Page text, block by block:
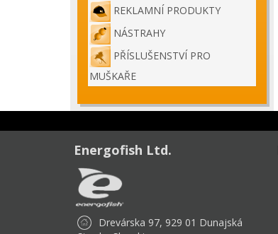
REKLAMNÍ PRODUKTY
NÁSTRAHY
PŘÍSLUŠENSTVÍ PRO
MUŠKAŘE
Energofish Ltd.
Drevárska 97, 929 01 Dunajská